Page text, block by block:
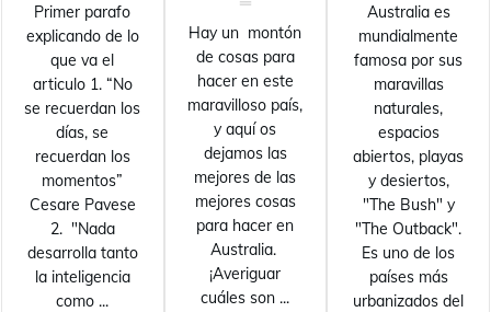
Primer parafo
explicando de lo
que va el
articulo 1. “No
se recuerdan los
días, se
recuerdan los
momentos”
Cesare Pavese
2. "Nada
desarrolla tanto
la inteligencia
como ...
Hay un montón
de cosas para
hacer en este
maravilloso país,
y aquí os
dejamos las
mejores de las
mejores cosas
para hacer en
Australia.
¡Averiguar
cuáles son ...
Australia es
mundialmente
famosa por sus
maravillas
naturales,
espacios
abiertos, playas
y desiertos,
"The Bush" y
"The Outback".
Es uno de los
países más
urbanizados del